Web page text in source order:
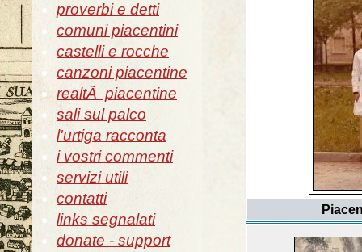
proverbi e detti
comuni piacentini
castelli e rocche
canzoni piacentine
realtÃ piacentine
sali sul palco
l'urtiga racconta
i vostri commenti
servizi utili
contatti
links segnalati
donate - support